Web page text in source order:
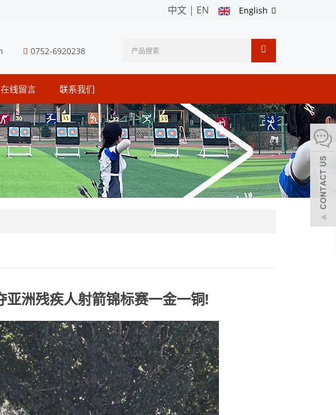
English
中文 | EN
0752-6920238
在线留言 联系我们
洲残疾人射箭锦标赛一金一铜!